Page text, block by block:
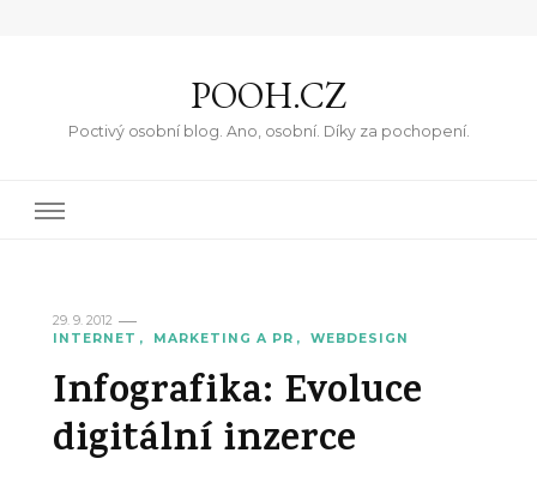
POOH.CZ
Poctivý osobní blog. Ano, osobní. Díky za pochopení.
29. 9. 2012
INTERNET
MARKETING A PR WEBDESIGN
Infografika: Evoluce
digitální inzerce